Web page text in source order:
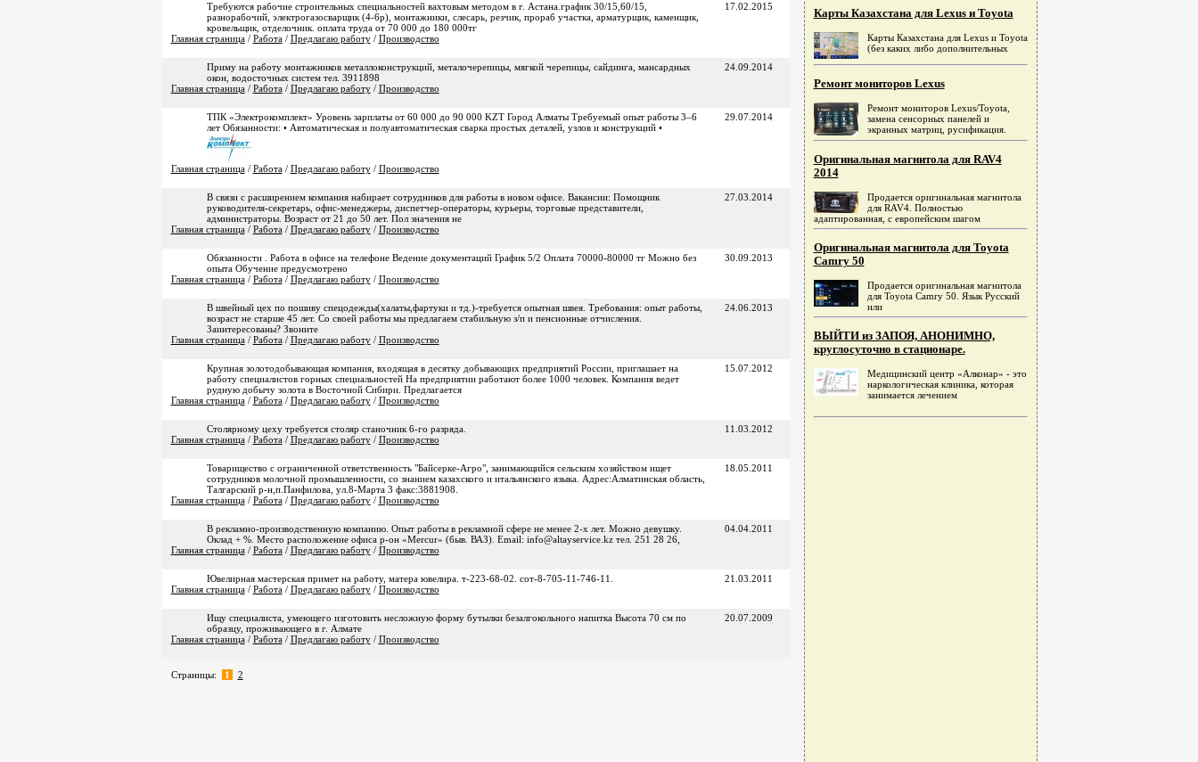
Требуются рабочие строительных специальностей вахтовым методом в г. Астана.график 30/15,60/15,
разнорабочий, электрогазосварщик (4-6р), монтажники, слесарь, резчик, прораб участка, арматурщик, каменщик,
кровельщик, отделочник. оплата труда от 70 000 до 180 000тг
Главная страница/ Работа/ Предлагаю работу/ Производство
17.02.2015
Приму на работу монтажников металлоконструкций, металочерепицы, мягкой черепицы, сайдинга, мансардных
окон, водосточных систем тел. 3911898
Главная страница/ Работа/ Предлагаю работу/ Производство
24.09.2014
ТПК «Электрокомплект» Уровень зарплаты от 60 000 до 90 000 KZT Город Алматы Требуемый опыт работы 3–6
лет Обязанности: • Автоматическая и полуавтоматическая сварка простых деталей, узлов и конструкций •
Главная страница/ Работа/ Предлагаю работу/ Производство
29.07.2014
В связи с расширением компания набирает сотрудников для работы в новом офисе. Вакансии: Помощник
руководителя-секретарь, офис-менеджеры, диспетчер-операторы, курьеры, торговые представители,
администраторы. Возраст от 21 до 50 лет. Пол значения не
Главная страница/ Работа/ Предлагаю работу/ Производство
27.03.2014
Обязанности . Работа в офисе на телефоне Ведение документаций График 5/2 Оплата 70000-80000 тг Можно без
опыта Обучение предусмотрено
Главная страница/ Работа/ Предлагаю работу/ Производство
30.09.2013
В швейный цех по пошиву спецодежды(халаты,фартуки и тд.)-требуется опытная швея. Требования: опыт работы,
возраст не старше 45 лет. Со своей работы мы предлагаем стабильную з/п и пенсионные отчисления.
Заинтересованы? Звоните
Главная страница/ Работа/ Предлагаю работу/ Производство
24.06.2013
Крупная золотодобывающая компания, входящая в десятку добывающих предприятий России, приглашает на
работу специалистов горных специальностей На предприятии работают более 1000 человек. Компания ведет
рудную добычу золота в Восточной Сибири. Предлагается
Главная страница/ Работа/ Предлагаю работу/ Производство
15.07.2012
Столярному цеху требуется столяр станочник 6-го разряда.
Главная страница/ Работа/ Предлагаю работу/ Производство
11.03.2012
Товарищество с ограниченной ответственность "Байсерке-Агро", занимающийся сельским хозяйством ищет
сотрудников молочной промышленности, со знанием казахского и итальянского языка. Адрес:Алматинская область,
Талгарский р-н,п.Панфилова, ул.8-Марта 3 факс:3881908.
Главная страница/ Работа/ Предлагаю работу/ Производство
18.05.2011
В рекламно-производственную компанию. Опыт работы в рекламной сфере не менее 2-х лет. Можно девушку.
Оклад + %. Место расположение офиса р-он «Mercur» (быв. ВАЗ). Email: info@altayservice.kz тел. 251 28 26,
Главная страница/ Работа/ Предлагаю работу/ Производство
04.04.2011
Ювелирная мастерская примет на работу, матера ювелира. т-223-68-02. сот-8-705-11-746-11.
Главная страница/ Работа/ Предлагаю работу/ Производство
21.03.2011
Ищу специалиста, умеющего изготовить несложную форму бутылки безалгокольного напитка Высота 70 см по
образцу, проживающего в г. Алмате
Главная страница/ Работа/ Предлагаю работу/ Производство
20.07.2009
Страницы: 1 2
Карты Казахстана для Lexus и Toyota
Карты Казахстана для Lexus и Toyota
(без каких либо дополнительных
Ремонт мониторов Lexus
Ремонт мониторов Lexus/Toyota,
замена сенсорных панелей и
экранных матриц, русификация.
Оригинальная магнитола для RAV4
2014
Продается оригинальная магнитола
для RAV4. Полностью
адаптированная, c европейским шагом
Оригинальная магнитола для Toyota
Camry 50
Продается оригинальная магнитола
для Toyota Camry 50. Язык Русский
или
ВЫЙТИ из ЗАПОЯ, АНОНИМНО,
круглосуточно в стационаре.
Медицинский центр «Алконар» - это
наркологическая клиника, которая
занимается лечением